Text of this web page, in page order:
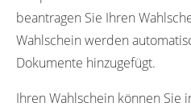
beantragen Sie Ihren
Wahlschein werden
Dokumente hinzugefügt.
Ihren Wahlschein können Sie